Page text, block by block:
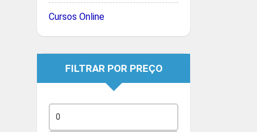
Cursos Online
FILTRAR POR PREÇO
mínimo